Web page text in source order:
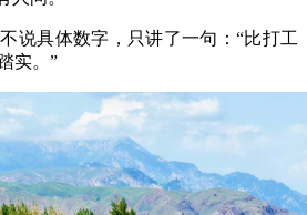
具体数字，只讲了一句：“比打工
实。”